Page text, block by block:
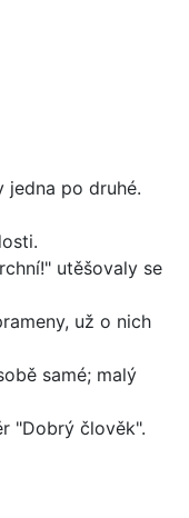
jedna po druhé.
utěšovaly se
už o nich
samé; malý
"Dobrý člověk".